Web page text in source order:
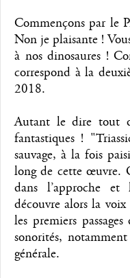
Commençons par le
Non je plaisante !
à nos dinosaures !
correspond à la
2018.
Autant le dire tout
fantastiques !
sauvage, à la fois
long de cette œuvre.
dans l’approche et
découvre alors la
les premiers
sonorités,
générale.